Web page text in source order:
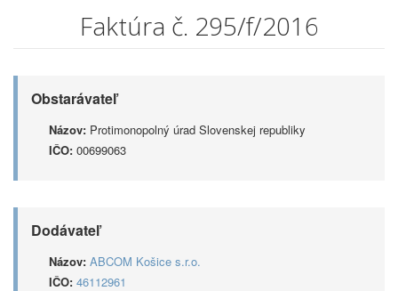
Faktúra č. 295/f/2016
Obstarávateľ
Názov: Protimonopolný úrad Slovenskej republiky
IČO: 00699063
Dodávateľ
Názov: ABCOM Košice s.r.o.
IČO: 46112961